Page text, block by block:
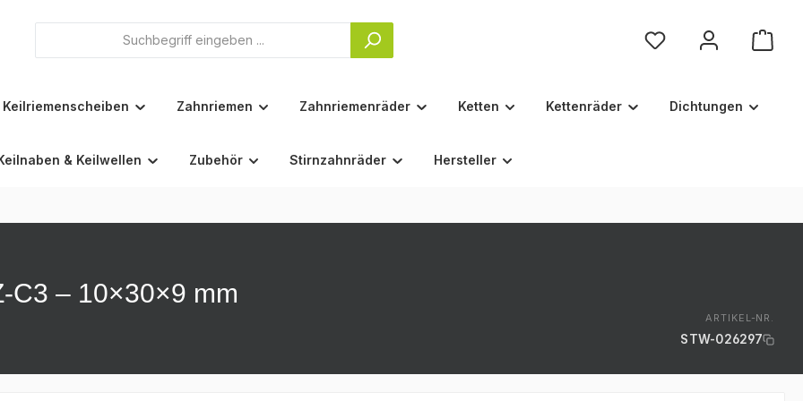
Du hast 0 Produkte
Keilriemenscheiben Zahnriemen Zahnriemenräder Ketten Kettenräder Dichtungen
& Keilwellen Zubehör Stirnzahnräder Hersteller
C3 – 10×30×9 mm
ARTIKEL-NR.
STW-026297